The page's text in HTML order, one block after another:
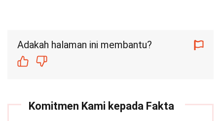
Adakah halaman ini membantu?
Komitmen Kami kepada Fakta